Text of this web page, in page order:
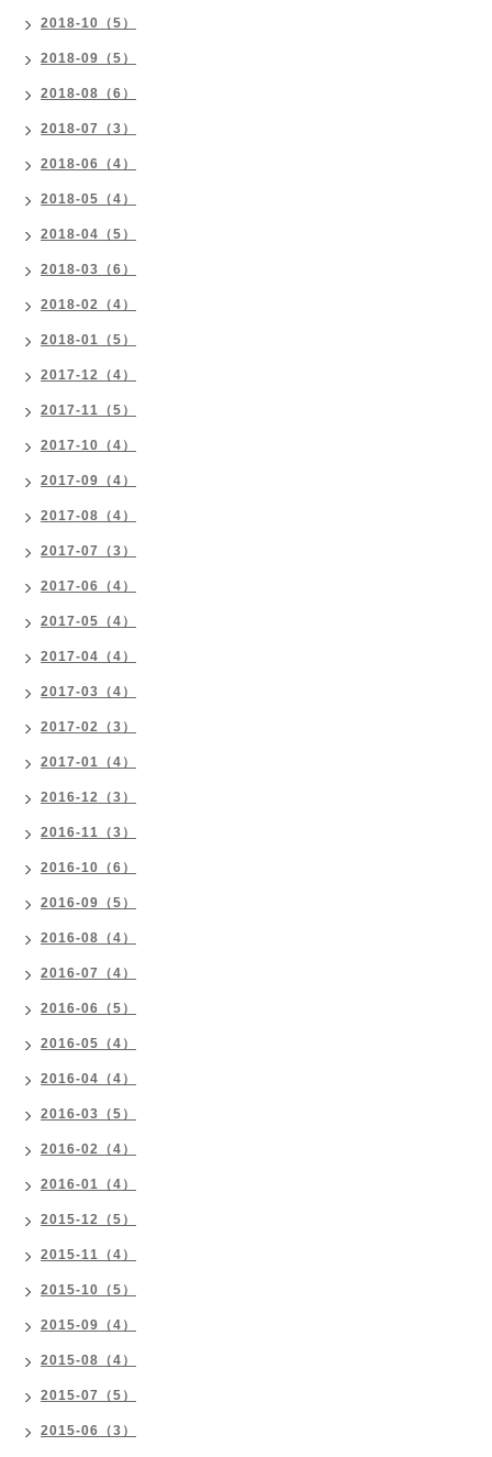
2018-10（5）
2018-09（5）
2018-08（6）
2018-07（3）
2018-06（4）
2018-05（4）
2018-04（5）
2018-03（6）
2018-02（4）
2018-01（5）
2017-12（4）
2017-11（5）
2017-10（4）
2017-09（4）
2017-08（4）
2017-07（3）
2017-06（4）
2017-05（4）
2017-04（4）
2017-03（4）
2017-02（3）
2017-01（4）
2016-12（3）
2016-11（3）
2016-10（6）
2016-09（5）
2016-08（4）
2016-07（4）
2016-06（5）
2016-05（4）
2016-04（4）
2016-03（5）
2016-02（4）
2016-01（4）
2015-12（5）
2015-11（4）
2015-10（5）
2015-09（4）
2015-08（4）
2015-07（5）
2015-06（3）